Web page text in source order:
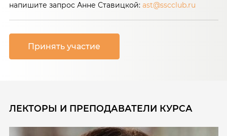
напишите запрос Анне Ставицкой: ast@sscclub.ru
Принять участие
ЛЕКТОРЫ И ПРЕПОДАВАТЕЛИ КУРСА